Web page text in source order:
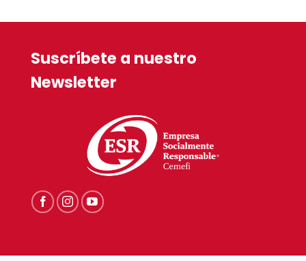
Suscríbete a nuestro
Newsletter